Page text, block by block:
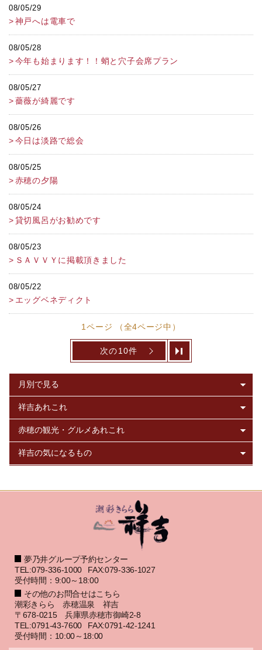
08/05/29
神戸へは電車で
08/05/28
今年も始まります！！蛸と穴子会席プラン
08/05/27
薔薇が綺麗です
08/05/26
今日は淡路で総会
08/05/25
赤穂の夕陽
08/05/24
貸切風呂がお勧めです
08/05/23
ＳＡＶＶＹに掲載頂きました
08/05/22
エッグベネディクト
1ページ （全4ページ中）
次の10件
夢乃井グループ予約センター
TEL:079-336-1000
FAX:079-336-1027
受付時間：9:00～18:00
その他のお問合せはこちら
潮彩きらら 赤穂温泉 祥吉
〒678-0215 兵庫県赤穂市御崎2-8
TEL:0791-43-7600
FAX:0791-42-1241
受付時間：10:00～18:00